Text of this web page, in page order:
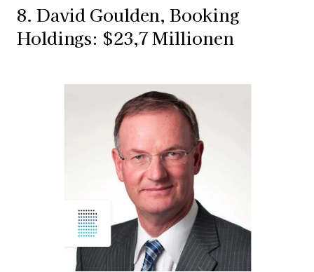
8. David Goulden, Booking
Holdings: $23,7 Millionen